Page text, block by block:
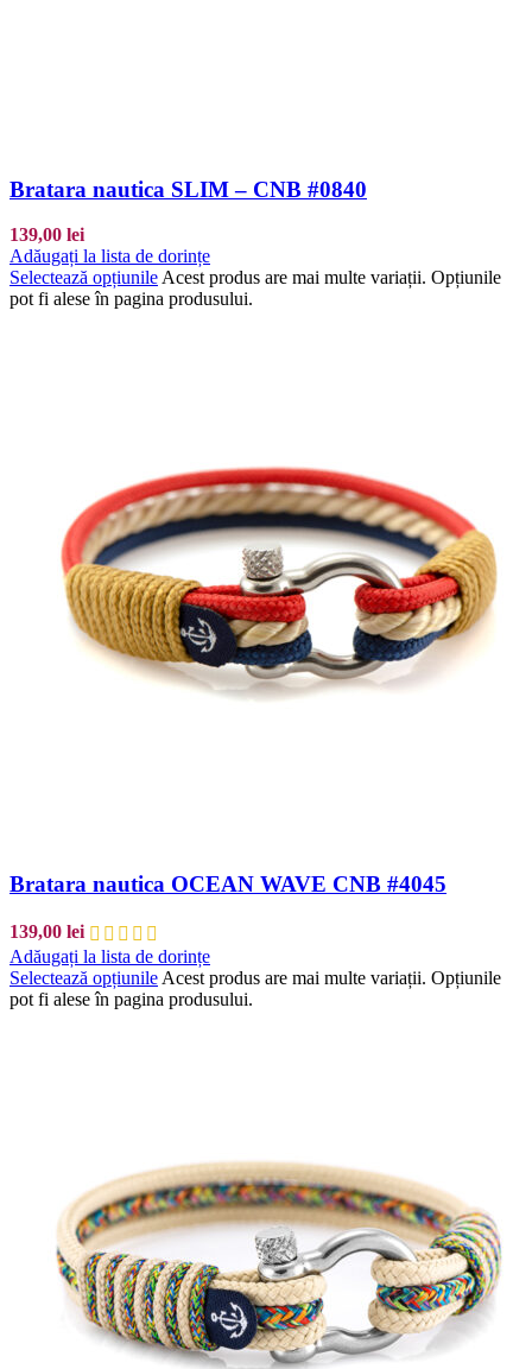
Bratara nautica SLIM – CNB #0840
139,00 lei
Adăugați la lista de dorințe
Selectează opțiunileAcest produs are mai multe variații. Opțiunile
pot fi alese în pagina produsului.
Bratara nautica OCEAN WAVE CNB #4045
139,00 lei
Adăugați la lista de dorințe
Selectează opțiunile Acest produs are mai multe variații. Opțiunile
pot fi alese în pagina produsului.